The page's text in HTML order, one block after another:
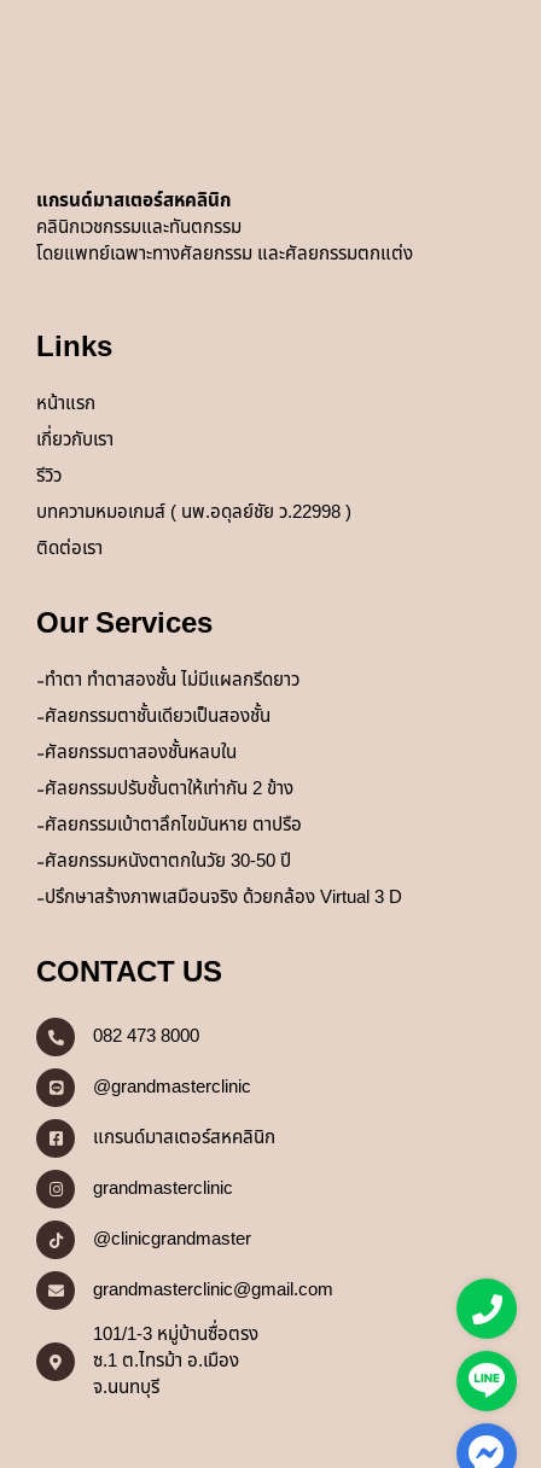
แกรนด์มาสเตอร์สหคลินิก
คลินิกเวชกรรมและทันตกรรม
โดยแพทย์เฉพาะทางศัลยกรรม และศัลยกรรมตกแต่ง
Links
หน้าแรก
เกี่ยวกับเรา
รีวิว
บทความหมอเกมส์ ( นพ.อดุลย์ชัย ว.22998 )
ติดต่อเรา
Our Services
ทำตา ทำตาสองชั้น ไม่มีแผลกรีดยาว
ศัลยกรรมตาชั้นเดียวเป็นสองชั้น
ศัลยกรรมตาสองชั้นหลบใน
ศัลยกรรมปรับชั้นตาให้เท่ากัน 2 ข้าง
ศัลยกรรมเบ้าตาลึกไขมันหาย ตาปรือ
ศัลยกรรมหนังตาตกในวัย 30-50 ปี
ปรึกษาสร้างภาพเสมือนจริง ด้วยกล้อง Virtual 3 D
CONTACT US
082 473 8000
@grandmasterclinic
แกรนด์มาสเตอร์สหคลินิก
grandmasterclinic
@clinicgrandmaster
grandmasterclinic@gmail.com
101/1-3 หมู่บ้านซื่อตรง
ซ.1 ต.ไทรม้า อ.เมือง
จ.นนทบุรี